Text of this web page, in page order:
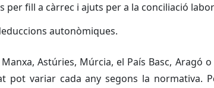
per fill a càrrec i ajuts per a la conciliació
autonòmiques.
Astúries, Múrcia, el País Basc, Aragó
pot variar cada any segons la normativa.